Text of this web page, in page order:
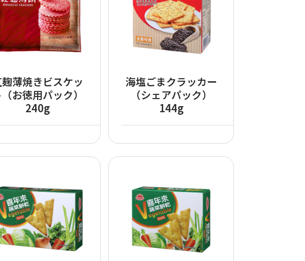
薄焼きビスケッ
（お徳用パック）
240g
海塩ごまクラッカー
（シェアパック）
144g